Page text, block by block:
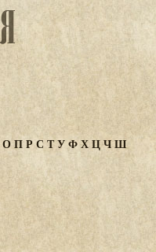
ОПР С ТУФХЦЧШ